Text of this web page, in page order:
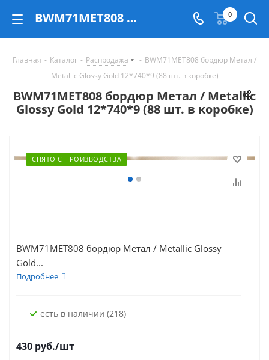
BWM71MET808 бордюр Метал / Metallic Glossy Gold 12*740*9 (88 шт. в коробке) - купить в Екатеринбурге 0
Главная - Каталог - Распродажа - BWM71MET808 бордюр Метал /
Metallic Glossy Gold 12*740*9 (88 шт. в коробке)
BWM71MET808 бордюр Метал / Metallic
Glossy Gold 12*740*9 (88 шт. в коробке)
СНЯТО С ПРОИЗВОДСТВА
BWM71MET808 бордюр Метал / Metallic Glossy
Gold...
Подробнее
Есть в наличии (218)
430 руб./шт